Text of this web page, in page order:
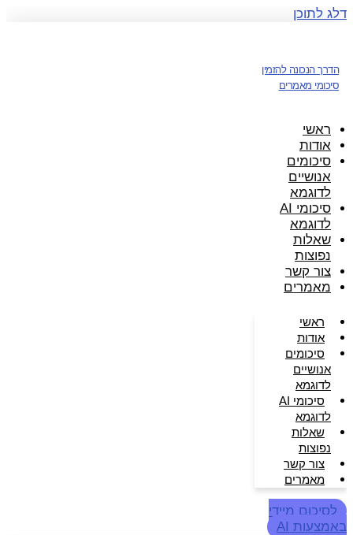
דלג לתוכן
הדרך הנכונה להזמין
סיכומי מאמרים
ראשי
אודות
סיכומים
אנושיים
לדוגמא
סיכומי AI
לדוגמא
שאלות
נפוצות
צור קשר
מאמרים
ראשי
אודות
סיכומים
אנושיים
לדוגמא
סיכומי AI
לדוגמא
שאלות
נפוצות
צור קשר
מאמרים
לסיכום מיידי
באמצעות AI